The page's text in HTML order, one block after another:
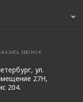
ЗВОНОК
ул.
27Н,
204.